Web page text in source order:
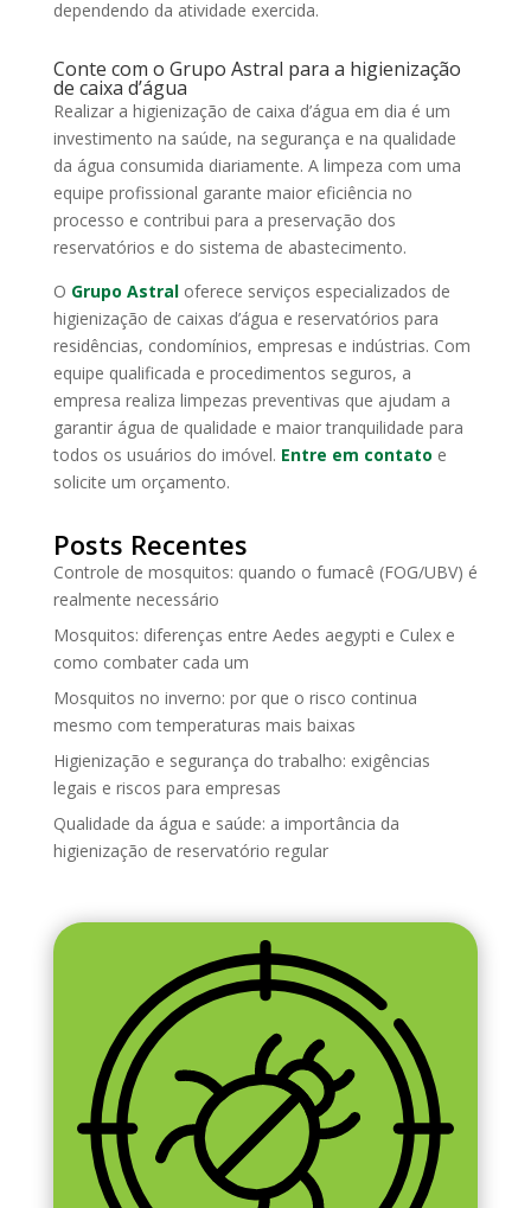
dependendo da atividade exercida.
Conte com o Grupo Astral para a higienização
de caixa d’água
Realizar a higienização de caixa d’água em dia é um
investimento na saúde, na segurança e na qualidade
da água consumida diariamente. A limpeza com uma
equipe profissional garante maior eficiência no
processo e contribui para a preservação dos
reservatórios e do sistema de abastecimento.
O Grupo Astraloferece serviços especializados de
higienização de caixas d’água e reservatórios para
residências, condomínios, empresas e indústrias. Com
equipe qualificada e procedimentos seguros, a
empresa realiza limpezas preventivas que ajudam a
garantir água de qualidade e maior tranquilidade para
todos os usuários do imóvel. Entre em contato e
solicite um orçamento.
Posts Recentes
Controle de mosquitos: quando o fumacê (FOG/UBV) é
realmente necessário
Mosquitos: diferenças entre Aedes aegypti e Culex e
como combater cada um
Mosquitos no inverno: por que o risco continua
mesmo com temperaturas mais baixas
Higienização e segurança do trabalho: exigências
legais e riscos para empresas
Qualidade da água e saúde: a importância da
higienização de reservatório regular